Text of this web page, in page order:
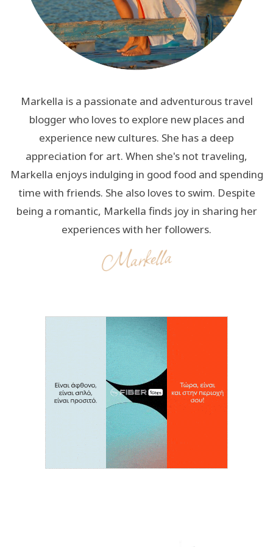
Markella is a passionate and adventurous travel
blogger who loves to explore new places and
experience new cultures. She has a deep
appreciation for art. When she's not traveling,
Markella enjoys indulging in good food and spending
time with friends. She also loves to swim. Despite
being a romantic, Markella finds joy in sharing her
experiences with her followers.